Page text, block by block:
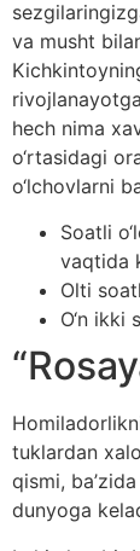
va musht
hech nima
o‘rtasidagi
o‘lchovlarni
Soatli
vaqtida
Olti
O‘n ikki
tuklardan
qismi,
dunyoga